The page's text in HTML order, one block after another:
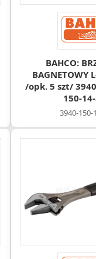
BAHCO:
BAGNETOWY
/opk. 5 szt/
150-
3940-150-